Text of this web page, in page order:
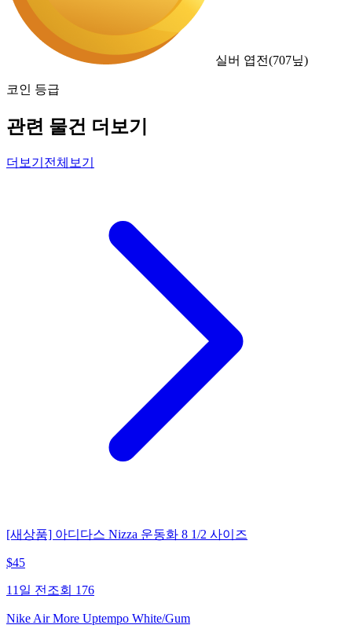
실버 엽전(707닢)
코인 등급
관련 물건 더보기
더보기 전체보기
[새상품] 아디다스 Nizza 운동화 8 1/2 사이즈
$45
11일 전 조회 176
Nike Air More Uptempo White/Gum